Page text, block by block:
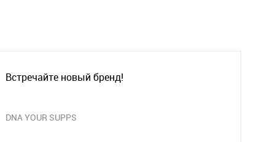
Встречайте новый бренд!
DNA YOUR SUPPS